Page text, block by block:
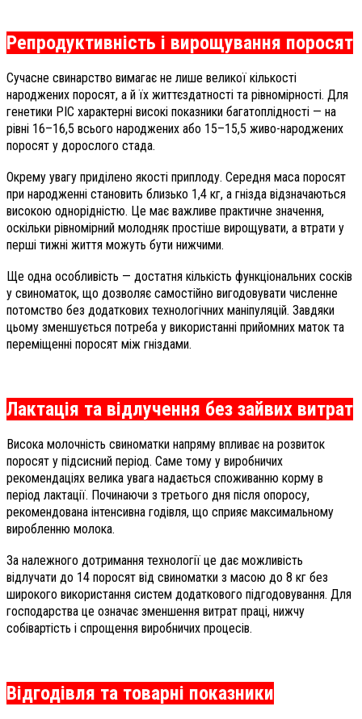
Репродуктивність і вирощування поросят
Сучасне свинарство вимагає не лише великої кількості
народжених поросят, а й їх життєздатності та рівномірності. Для
генетики РІС характерні високі показники багатоплідності — на
рівні 16–16,5 всього народжених або 15–15,5 живо-народжених
поросят у дорослого стада.
Окрему увагу приділено якості приплоду. Середня маса поросят
при народженні становить близько 1,4 кг, а гнізда відзначаються
високою однорідністю. Це має важливе практичне значення,
оскільки рівномірний молодняк простіше вирощувати, а втрати у
перші тижні життя можуть бути нижчими.
Ще одна особливість — достатня кількість функціональних сосків
у свиноматок, що дозволяє самостійно вигодовувати численне
потомство без додаткових технологічних маніпуляцій. Завдяки
цьому зменшується потреба у використанні прийомних маток та
переміщенні поросят між гніздами.
Лактація та відлучення без зайвих витрат
Висока молочність свиноматки напряму впливає на розвиток
поросят у підсисний період. Саме тому у виробничих
рекомендаціях велика увага надається споживанню корму в
період лактації. Починаючи з третього дня після опоросу,
рекомендована інтенсивна годівля, що сприяє максимальному
виробленню молока.
За належного дотримання технології це дає можливість
відлучати до 14 поросят від свиноматки з масою до 8 кг без
широкого використання систем додаткового підгодовування. Для
господарства це означає зменшення витрат праці, нижчу
собівартість і спрощення виробничих процесів.
Відгодівля та товарні показники